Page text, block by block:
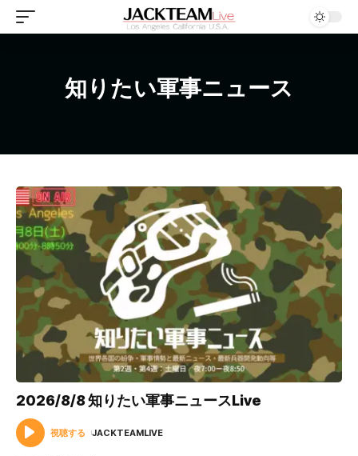
知りたい軍事ニュース
2026/8/8 知りたい軍事ニュースLive
視聴する JACKTEAMLIVE